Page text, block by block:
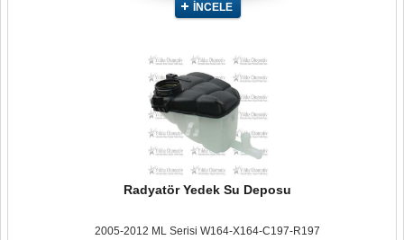
İNCELE
Radyatör Yedek Su Deposu
2005-2012 ML Serisi W164-X164-C197-R197